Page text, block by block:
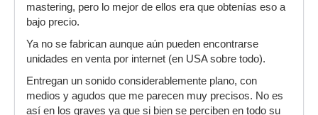
mastering, pero lo mejor de ellos era que obtenías eso a
bajo precio.
Ya no se fabrican aunque aún pueden encontrarse
unidades en venta por internet (en USA sobre todo).
Entregan un sonido considerablemente plano, con
medios y agudos que me parecen muy precisos. No es
así en los graves ya que si bien se perciben en todo su